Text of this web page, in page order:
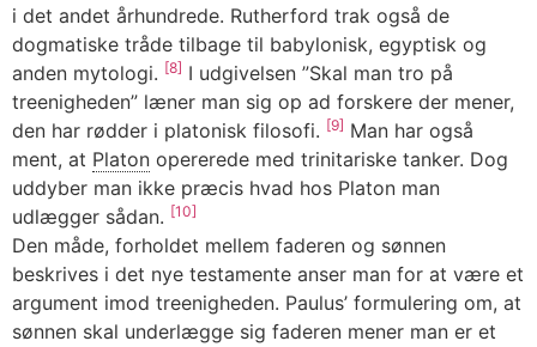
i det andet århundrede. Rutherford trak også de
dogmatiske tråde tilbage til babylonisk, egyptisk og
anden mytologi. [8] I udgivelsen ”Skal man tro på
treenigheden” læner man sig op ad forskere der mener,
den har rødder i platonisk filosofi. [9] Man har også
ment, at Platon opererede med trinitariske tanker. Dog
uddyber man ikke præcis hvad hos Platon man
udlægger sådan. [10]
Den måde, forholdet mellem faderen og sønnen
beskrives i det nye testamente anser man for at være et
argument imod treenigheden. Paulus’ formulering om, at
sønnen skal underlægge sig faderen mener man er et